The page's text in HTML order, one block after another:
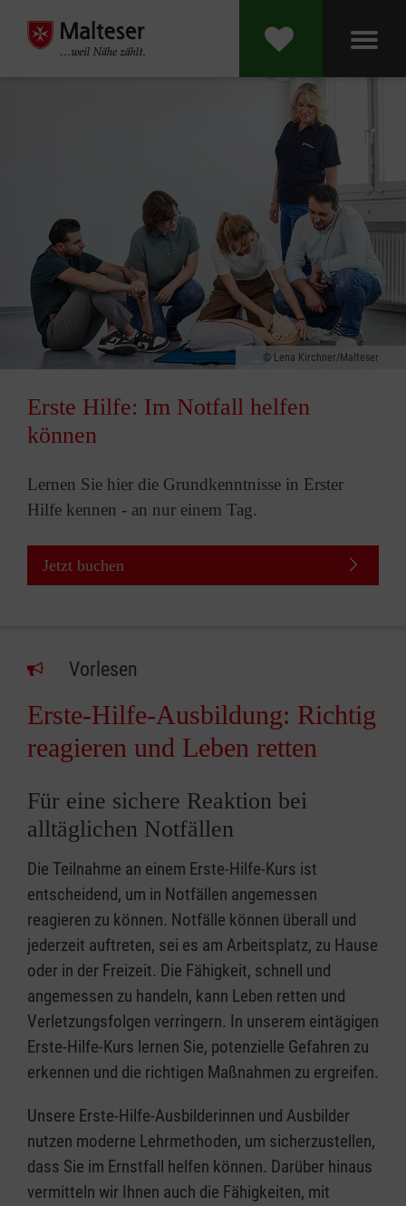
Lena Kirchner/Malteser
Erste Hilfe: Im Notfall helfen
können
Lernen Sie hier die Grundkenntnisse in Erster
Hilfe kennen - an nur einem Tag.
Jetzt buchen
Vorlesen
Erste-Hilfe-Ausbildung: Richtig
reagieren und Leben retten
Für eine sichere Reaktion bei
alltäglichen Notfällen
Die Teilnahme an einem Erste-Hilfe-Kurs ist
entscheidend, um in Notfällen angemessen
reagieren zu können. Notfälle können überall und
jederzeit auftreten, sei es am Arbeitsplatz, zu Hause
oder in der Freizeit. Die Fähigkeit, schnell und
angemessen zu handeln, kann Leben retten und
Verletzungsfolgen verringern. In unserem eintägigen
Erste-Hilfe-Kurs lernen Sie, potenzielle Gefahren zu
erkennen und die richtigen Maßnahmen zu ergreifen.
Unsere Erste-Hilfe-Ausbilderinnen und Ausbilder
nutzen moderne Lehrmethoden, um sicherzustellen,
dass Sie im Ernstfall helfen können. Darüber hinaus
vermitteln wir Ihnen auch die Fähigkeiten, mit